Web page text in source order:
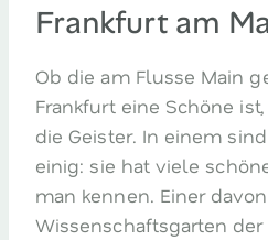
Frankfurt am
Ob die am Flusse Main
Frankfurt eine Schöne
die Geister. In einem
einig: sie hat viele
man kennen. Einer
Wissenschaftsgarten